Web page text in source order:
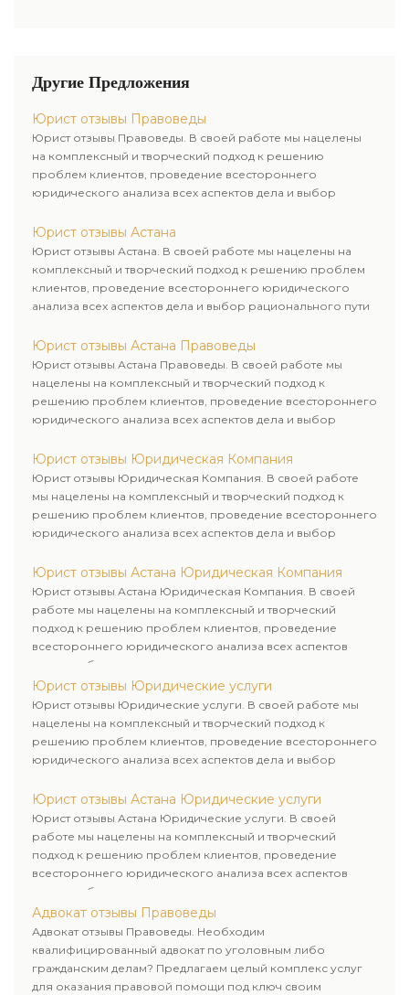
Другие Предложения
Юрист отзывы Правоведы
Юрист отзывы Правоведы. В своей работе мы нацелены
на комплексный и творческий подход к решению
проблем клиентов, проведение всестороннего
юридического анализа всех аспектов дела и выбор
Юрист отзывы Астана
Юрист отзывы Астана. В своей работе мы нацелены на
комплексный и творческий подход к решению проблем
клиентов, проведение всестороннего юридического
анализа всех аспектов дела и выбор рационального пути
Юрист отзывы Астана Правоведы
Юрист отзывы Астана Правоведы. В своей работе мы
нацелены на комплексный и творческий подход к
решению проблем клиентов, проведение всестороннего
юридического анализа всех аспектов дела и выбор
Юрист отзывы Юридическая Компания
Юрист отзывы Юридическая Компания. В своей работе
мы нацелены на комплексный и творческий подход к
решению проблем клиентов, проведение всестороннего
юридического анализа всех аспектов дела и выбор
Юрист отзывы Астана Юридическая Компания
Юрист отзывы Астана Юридическая Компания. В своей
работе мы нацелены на комплексный и творческий
подход к решению проблем клиентов, проведение
всестороннего юридического анализа всех аспектов
дела и выбор рационального пути для его успешного
завершения.
Юрист отзывы Юридические услуги
Юрист отзывы Юридические услуги. В своей работе мы
нацелены на комплексный и творческий подход к
решению проблем клиентов, проведение всестороннего
юридического анализа всех аспектов дела и выбор
Юрист отзывы Астана Юридические услуги
Юрист отзывы Астана Юридические услуги. В своей
работе мы нацелены на комплексный и творческий
подход к решению проблем клиентов, проведение
всестороннего юридического анализа всех аспектов
дела и выбор рационального пути для его успешного
завершения.
Адвокат отзывы Правоведы
Адвокат отзывы Правоведы. Необходим
квалифицированный адвокат по уголовным либо
гражданским делам? Предлагаем целый комплекс услуг
для оказания правовой помощи под ключ своим